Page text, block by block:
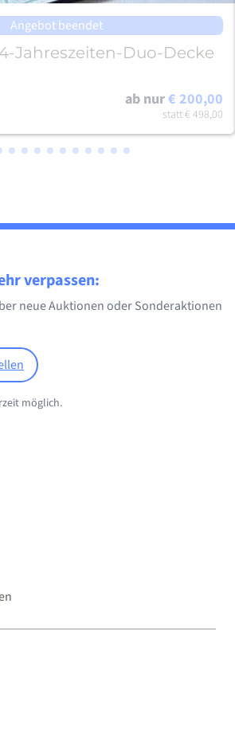
Angebot beendet
Jahreszeiten-Duo-Decke
ab nur€ 200,00
statt€ 498,00
verpassen:
neue Auktionen oder Sonderaktionen
möglich.